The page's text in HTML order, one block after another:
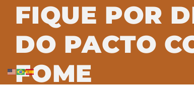
FIQUE POR
DO PACTO
FOME